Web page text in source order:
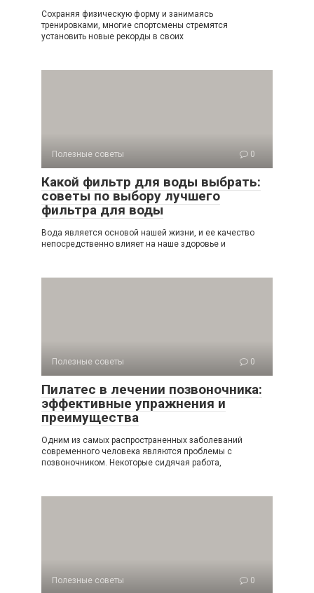
Сохраняя физическую форму и занимаясь
тренировками, многие спортсмены стремятся
установить новые рекорды в своих
Полезные советы 0
Какой фильтр для воды выбрать:
советы по выбору лучшего
фильтра для воды
Вода является основой нашей жизни, и ее качество
непосредственно влияет на наше здоровье и
Полезные советы 0
Пилатес в лечении позвоночника:
эффективные упражнения и
преимущества
Одним из самых распространенных заболеваний
современного человека являются проблемы с
позвоночником. Некоторые сидячая работа,
Полезные советы 0